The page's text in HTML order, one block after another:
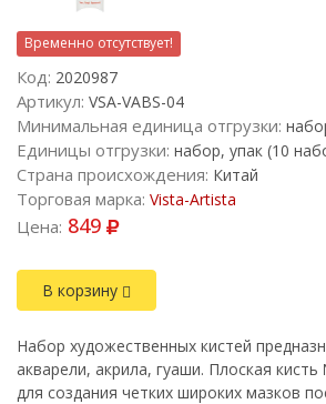
Временно отсутствует!
Код: 2020987
Артикул: VSA-VABS-04
Минимальная единица отгрузки:
Единицы отгрузки: набор, упак (10
Страна происхождения: Китай
Торговая марка: Vista-Artista
Цена: 849
В корзину
Набор художественных кистей
акварели, акрила, гуаши. Плоская
для создания четких широких мазков